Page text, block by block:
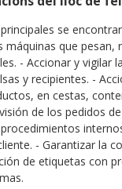
se
máquinas que pesan,
- Accionar y vigilar
y recipientes. -
en cestas,
de los pedidos
- Garantizar la
de etiquetas con